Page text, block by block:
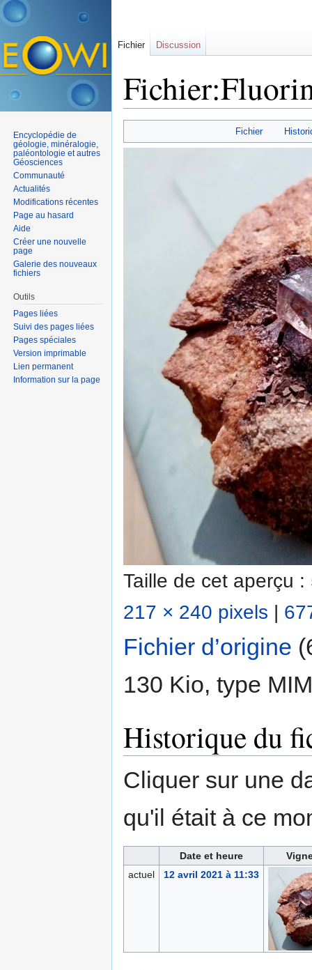
Fichier
Taille de cet aperçu :
217 × 240 pixels |
Fichier d’origine
130 Kio, type
Historique du
Cliquer sur une
qu'il était à ce
Date et heure
actuel
12 avril 2021 à 11:33
Fichier Discussion
Encyclopédie de
géologie, minéralogie,
paléontologie et autres
Géosciences
Communauté
Actualités
Modifications récentes
Page au hasard
Aide
Créer une nouvelle
page
Galerie des nouveaux
fichiers
Outils
Pages liées
Suivi des pages liées
Pages spéciales
Version imprimable
Lien permanent
Information sur la page